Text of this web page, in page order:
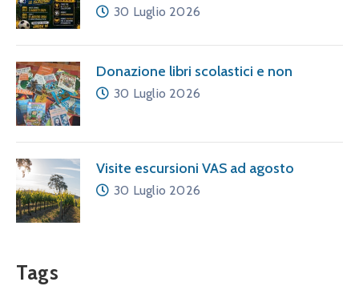
30 Luglio 2026
Donazione libri scolastici e non
30 Luglio 2026
Visite escursioni VAS ad agosto
30 Luglio 2026
Tags